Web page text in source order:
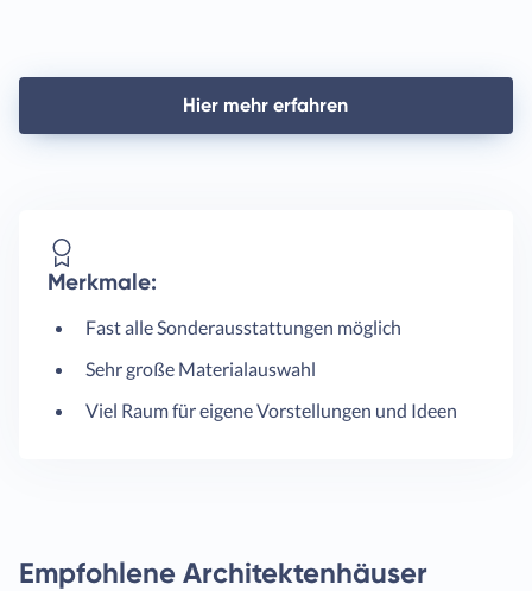
Hier mehr erfahren
Merkmale:
Fast alle Sonderausstattungen möglich
Sehr große Materialauswahl
Viel Raum für eigene Vorstellungen und Ideen
Empfohlene Architektenhäuser